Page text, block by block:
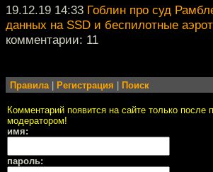
19.12.19 14:33 Гоблин про суд
данных на SSD и беспилотные
комментарии: 11
Правила| Регистрация Поиск
Комментарий появится на сайте только после
модератором!
имя:
пароль: